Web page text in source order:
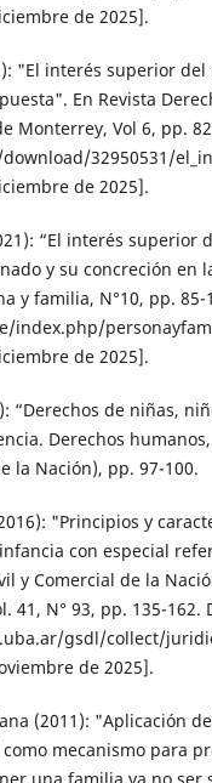
de 2025].
"El interés superior
En Revista
Monterrey, Vol 6, pp.
32950531/
de 2025].
“El interés superior
y su concreción en
y familia, N°10, pp.
index.php/
de 2025].
“Derechos de niñas,
Derechos
la Nación), pp. 97-100.
"Principios y
con especial
y Comercial de la
41, N° 93, pp. 135-162.
gsdl/collect/
de 2025].
(2011): "Aplicación
mecanismo para